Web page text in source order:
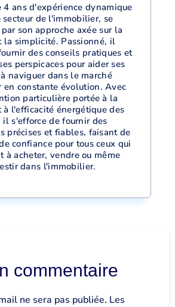
4 ans d'expérience dynamique
secteur de l'immobilier, se
son approche axée sur la
la simplicité. Passionné, il
des conseils pratiques et
perspicaces pour aider ses
naviguer dans le marché
en constante évolution. Avec
particulière portée à la
à l'efficacité énergétique des
il s'efforce de fournir des
précises et fiables, faisant de
confiance pour tous ceux qui
à acheter, vendre ou même
dans l'immobilier.
commentaire
ne sera pas publiée. Les